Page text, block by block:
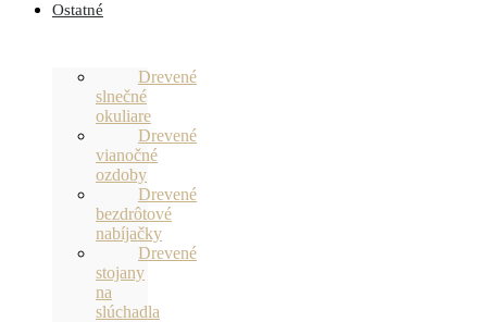
Ostatné
Drevené
slnečné
okuliare
Drevené
vianočné
ozdoby
Drevené
bezdrôtové
nabíjačky
Drevené
stojany
na
slúchadla